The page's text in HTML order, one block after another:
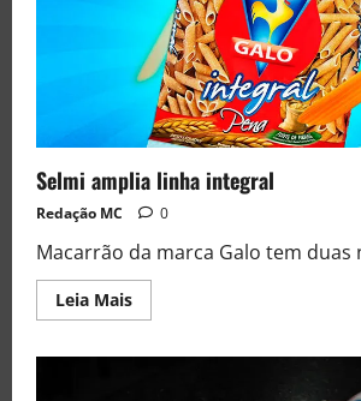
Selmi amplia linha integral
Redação MC 0
Macarrão da marca Galo tem duas
Leia Mais